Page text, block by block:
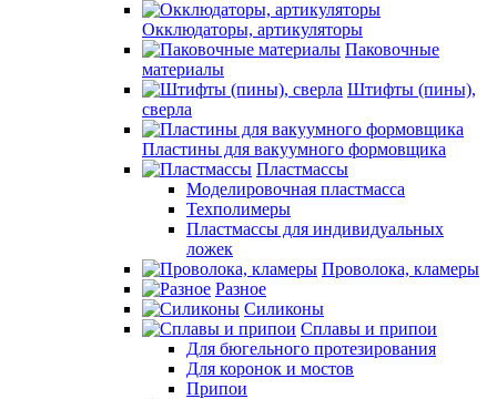
Окклюдаторы, артикуляторы
Паковочные
материалы
Штифты (пины),
сверла
Пластины для вакуумного формовщика
Пластмассы
Моделировочная пластмасса
Техполимеры
Пластмассы для индивидуальных
ложек
Проволока, кламеры
Разное
Силиконы
Сплавы и припои
Для бюгельного протезирования
Для коронок и мостов
Припои